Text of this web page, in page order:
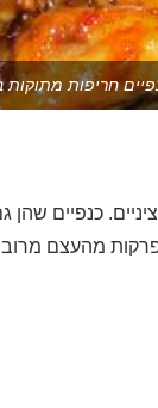
חריפות מתוקות
כנפיים
מהעצם